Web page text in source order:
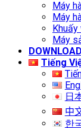
Máy
Máy
Máy
DOWNLOAD
Tiếng
日
中
한